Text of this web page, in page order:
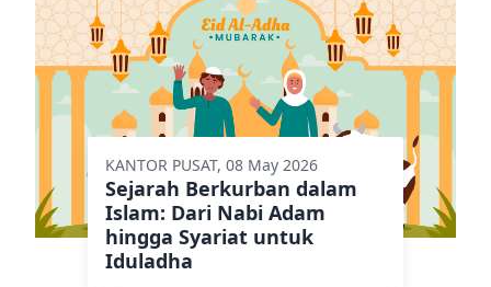
KANTOR PUSAT, 08 May 2026
Sejarah Berkurban dalam
Islam: Dari Nabi Adam
hingga Syariat untuk
Iduladha